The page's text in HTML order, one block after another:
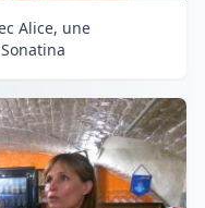
Alice, une